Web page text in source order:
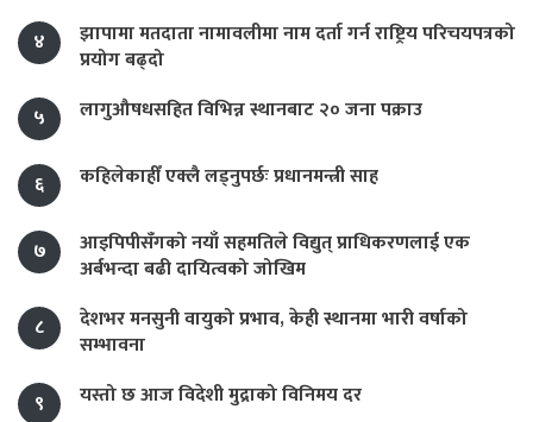
४
झापामा मतदाता नामावलीमा नाम दर्ता गर्न राष्ट्रिय परिचयपत्रको
प्रयोग बढ्दो
५
लागुऔषधसहित विभिन्न स्थानबाट २० जना पक्राउ
६ कहिलेकाहीँ एक्लै लड्नुपर्छः प्रधानमन्त्री साह
७
आइपिपीसँगको नयाँ सहमतिले विद्युत् प्राधिकरणलाई एक
अर्बभन्दा बढी दायित्वको जोखिम
८
देशभर मनसुनी वायुको प्रभाव, केही स्थानमा भारी वर्षाको
सम्भावना
९
यस्तो छ आज विदेशी मुद्राको विनिमय दर